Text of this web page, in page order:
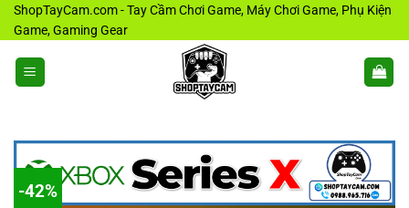
Bỏ
qua
nội
dung
ShopTayCam.com - Tay Cầm Chơi Game, Máy Chơi Game, Phụ Kiện
Game, Gaming Gear
-42%